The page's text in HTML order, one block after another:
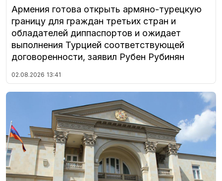
Армения готова открыть армяно-турецкую
границу для граждан третьих стран и
обладателей диппаспортов и ожидает
выполнения Турцией соответствующей
договоренности, заявил Рубен Рубинян
02.08.2026 13:41